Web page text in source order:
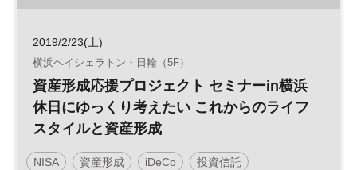
2019/2/23(土)
横浜ベイシェラトン・日輪（5F）
資産形成応援プロジェクト セミナーin横浜
休日にゆっくり考えたい これからのライフ
スタイルと資産形成
NISA 資産形成 iDeCo 投資信託